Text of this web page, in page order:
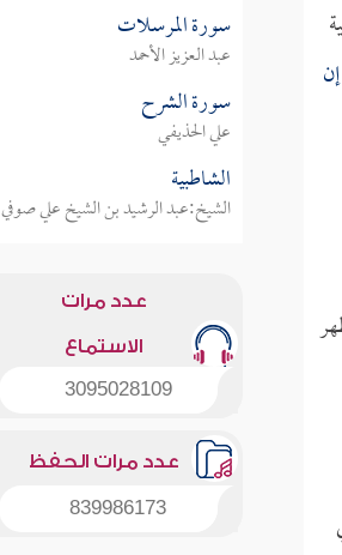
سورة المرسلات
عبد العزيز الأحمد
سورة الشرح
علي الحذيفي
الشاطبية
الشيخ:عبد الرشيد بن الشيخ علي صوفي
عدد مرات
الاستماع
3095028109
عدد مرات الحفظ
839986173